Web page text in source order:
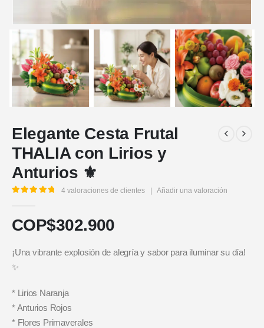
Elegante Cesta Frutal
THALIA con Lirios y
Anturios ⚜️
4 valoraciones de clientes Añadir una valoración
COP$302.900
¡Una vibrante explosión de alegría y sabor para iluminar su día!
✨
* Lirios Naranja
* Anturios Rojos
* Flores Primaverales